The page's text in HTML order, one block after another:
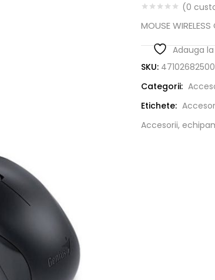
(0
MOUSE
Adauga
SKU:
Categorii:
Etichete:
Accesorii,